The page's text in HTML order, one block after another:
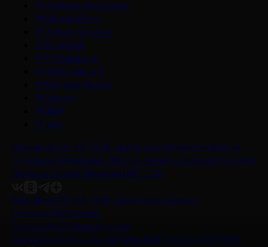
#Любовь Аксенова
# Милана Бру
#Зубастая няня
# Колобок
# Смешарики
# Чебурашка 3
# Матвей Лыков
#Холод
# НМГ
# док
Контакты Об НМГ ДОКПредложите идею Новости
Интервью Рецензии ОбзорыАнонсы Снимается кино
Энциклопедия Проекты НМГ ДОК
Контакты Об НМГ ДОКПредложите идею
Новости Интервью
Рецензии ОбзорыАнонсы
Снимается кино Энциклопедия Проекты НМГ ДОК